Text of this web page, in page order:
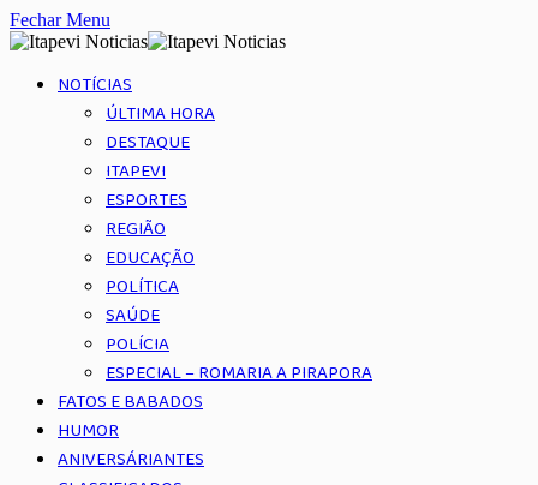
Fechar Menu
NOTÍCIAS
ÚLTIMA HORA
DESTAQUE
ITAPEVI
ESPORTES
REGIÃO
EDUCAÇÃO
POLÍTICA
SAÚDE
POLÍCIA
ESPECIAL – ROMARIA A PIRAPORA
FATOS E BABADOS
HUMOR
ANIVERSÁRIANTES